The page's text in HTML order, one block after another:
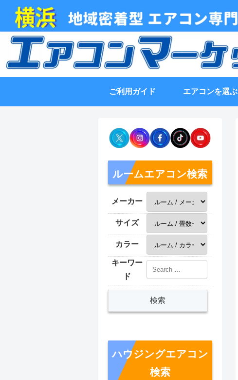
ご利用ガイド エアコンを選ぶ
ルームエアコン検索
メーカー
サイズ
カラー
キーワー
ド
ハウジングエアコン
検索